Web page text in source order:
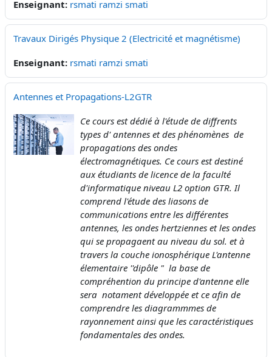
Enseignant: rsmati ramzi smati
Travaux Dirigés Physique 2 (Electricité et magnétisme)
Enseignant: rsmati ramzi smati
Antennes et Propagations-L2GTR
Ce cours est dédié à l'étude de diffrents
types d' antennes et des phénomènes de
propagations des ondes
électromagnétiques. Ce cours est destiné
aux étudiants de licence de la faculté
d'informatique niveau L2 option GTR. Il
comprend l'étude des liasons de
communications entre les différentes
antennes, les ondes hertziennes et les ondes
qui se propagaent au niveau du sol. et à
travers la couche ionosphérique L'antenne
élementaire ''dipôle " la base de
compréhention du principe d'antenne elle
sera notament développée et ce afin de
comprendre les diagrammmes de
rayonnement ainsi que les caractéristiques
fondamentales des ondes.